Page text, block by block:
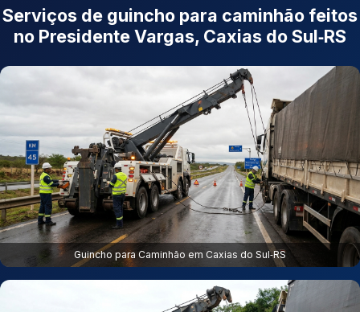
Serviços de guincho para caminhão feitos
no Presidente Vargas, Caxias do Sul‑RS
Guincho para Caminhão em Caxias do Sul‑RS